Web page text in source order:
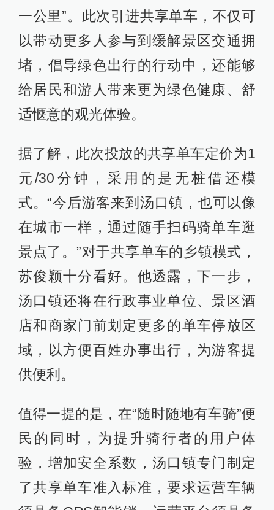
一公里”。此次引进共享单车，不仅可
以带动更多人参与到缓解景区交通拥
堵，倡导绿色出行的行动中，还能够
给居民和游人带来更为绿色健康、舒
适惬意的观光体验。
据了解，此次投放的共享单车定价为1
元/30分钟，采用的是无桩借还模
式。“今后游客来到汤口镇，也可以像
在城市一样，通过随手扫码骑单车逛
景点了。”对于共享单车的乡镇模式，
苏俊颖十分看好。他透露，下一步，
汤口镇还将在行政事业单位、景区酒
店和商家门前划定更多的单车停放区
域，以方便百姓办事出行，为游客提
供便利。
值得一提的是，在“随时随地有车骑”便
民的同时，为提升骑行者的用户体
验，增加安全系数，汤口镇专门制定
了共享单车准入标准，要求运营车辆